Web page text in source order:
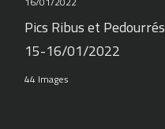
Pics Ribus et Pedourrés
15-16/01/2022
44 Images